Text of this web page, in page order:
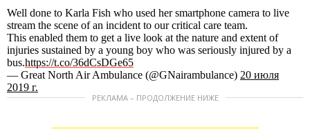
Well done to Karla Fish who used her smartphone camera to live
stream the scene of an incident to our critical care team.
This enabled them to get a live look at the nature and extent of
injuries sustained by a young boy who was seriously injured by a
bus.https://t.co/36dCsDGe65
— Great North Air Ambulance (@GNairambulance) 20 июля
2019 г.
РЕКЛАМА – ПРОДОЛЖЕНИЕ НИЖЕ